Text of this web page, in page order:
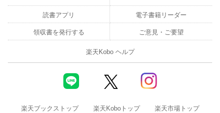
読書アプリ 電子書籍リーダー
領収書を発行する ご意見・ご要望
楽天Kobo ヘルプ
楽天ブックストップ 楽天Koboトップ 楽天市場トップ